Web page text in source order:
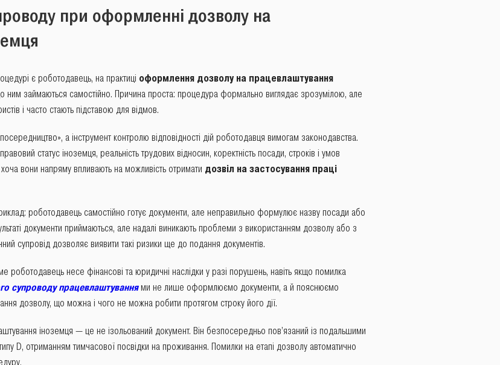
при оформленні дозволу на
є роботодавець, на практиці оформлення дозволу на працевлаштування
ним займаються самостійно. Причина проста: процедура формально виглядає зрозумілою, але
і часто стають підставою для відмов.
а інструмент контролю відповідності дій роботодавця вимогам законодавства.
статус іноземця, реальність трудових відносин, коректність посади, строків і умов
вони напряму впливають на можливість отримати дозвіл на застосування праці
роботодавець самостійно готує документи, але неправильно формулює назву посади або
документи приймаються, але надалі виникають проблеми з використанням дозволу або з
супровід дозволяє виявити такі ризики ще до подання документів.
роботодавець несе фінансові та юридичні наслідки у разі порушень, навіть якщо помилка
супроводу працевлаштуваннями не лише оформлюємо документи, а й пояснюємо
дозволу, що можна і чого не можна робити протягом строку його дії.
іноземця — це не ізольований документ. Він безпосередньо пов’язаний із подальшими
D, отриманням тимчасової посвідки на проживання. Помилки на етапі дозволу автоматично